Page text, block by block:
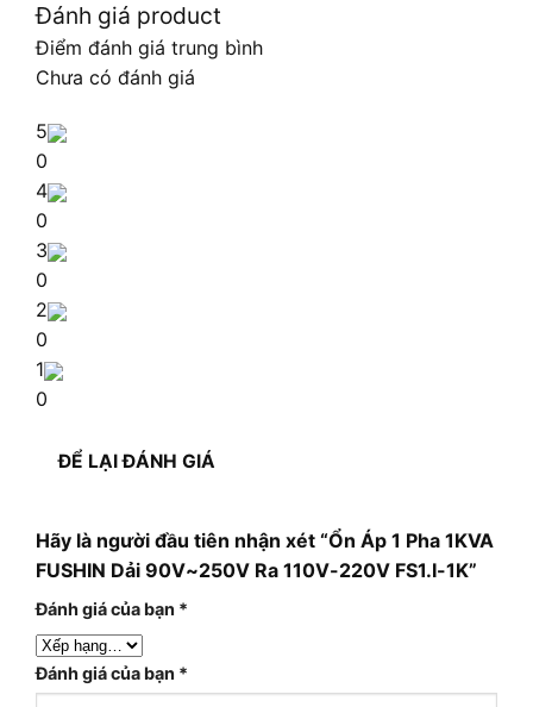
Đánh giá product
Điểm đánh giá trung bình
Chưa có đánh giá
5
0
4
0
3
0
2
0
1
0
ĐỂ LẠI ĐÁNH GIÁ
Hãy là người đầu tiên nhận xét “Ổn Áp 1 Pha 1KVA
FUSHIN Dải 90V~250V Ra 110V-220V FS1.I-1K”
Đánh giá của bạn *
Đánh giá của bạn *